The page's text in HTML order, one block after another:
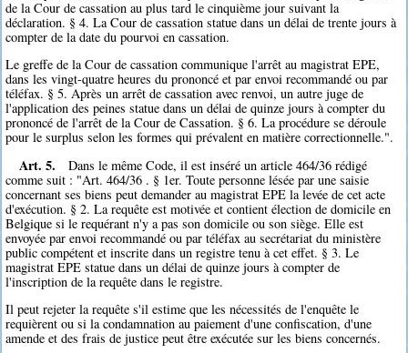
de la Cour de cassation au plus tard le cinquième jour suivant la
déclaration. § 4. La Cour de cassation statue dans un délai de trente jours à
compter de la date du pourvoi en cassation.
Le greffe de la Cour de cassation communique l'arrêt au magistrat EPE,
dans les vingt-quatre heures du prononcé et par envoi recommandé ou par
téléfax. § 5. Après un arrêt de cassation avec renvoi, un autre juge de
l'application des peines statue dans un délai de quinze jours à compter du
prononcé de l'arrêt de la Cour de Cassation. § 6. La procédure se déroule
pour le surplus selon les formes qui prévalent en matière correctionnelle.".
Art. 5.
Dans le même Code, il est inséré un article 464/36 rédigé
comme suit : "Art. 464/36 . § 1er. Toute personne lésée par une saisie
concernant ses biens peut demander au magistrat EPE la levée de cet acte
d'exécution. § 2. La requête est motivée et contient élection de domicile en
Belgique si le requérant n'y a pas son domicile ou son siège. Elle est
envoyée par envoi recommandé ou par téléfax au secrétariat du ministère
public compétent et inscrite dans un registre tenu à cet effet. § 3. Le
magistrat EPE statue dans un délai de quinze jours à compter de
l'inscription de la requête dans le registre.
Il peut rejeter la requête s'il estime que les nécessités de l'enquête le
requièrent ou si la condamnation au paiement d'une confiscation, d'une
amende et des frais de justice peut être exécutée sur les biens concernés.